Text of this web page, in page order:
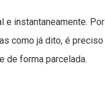
e instantaneamente. Por
como já dito, é preciso
de forma parcelada.